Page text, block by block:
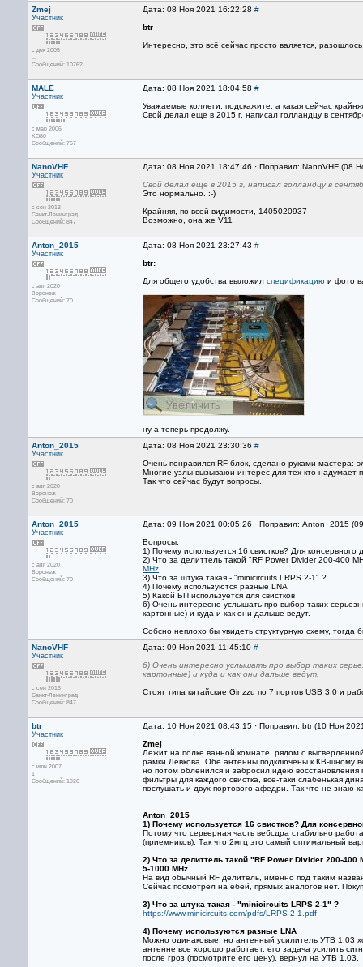
Zmej
Участник
с дек 2005
...
Сообщений: 10762
Дата: 08 Ноя 2021 16:22:28 #
btr
Интересно, это всё сейчас просто валяется,
MALE
Участник
с мар 2006
KO80
Сообщений: 757
Дата: 08 Ноя 2021 18:04:58 #
Уважаемые коллеги, подскажите, а какая сейчас
Свой делал еще в 2015 г, написал голландцу в
NanoVHF
Участник
с сен 2013
Санкт-Ленинград
Сообщений: 847
Дата: 08 Ноя 2021 18:47:46 · Поправил: NanoVHF (08
Свой делал еще в 2015 г, написал голландцу в
Это нормально. :-)
Крайняя, по всей видимости, 1405020937
Возможно, она же V11
Anton_2015
Участник
с авг 2020
Воронеж
Сообщений: 70
Дата: 08 Ноя 2021 23:27:43 #
btr:
Для общего удобства выложил спецификацию и фото
ну а теперь продолжу.
Anton_2015
Участник
с авг 2020
Воронеж
Сообщений: 70
Дата: 08 Ноя 2021 23:30:36 #
Очень понравился RF-блок, сделано руками мастера:
Многие узлы вызываюи интерес для тех кто надумает
Так что сейчас будут вопросы..
Anton_2015
Участник
с авг 2020
Воронеж
Сообщений: 70
Дата: 09 Ноя 2021 00:05:26 · Поправил: Anton_2015
Вопросы:
1) Почему используется 16 свистков? Для
2) Что за делиттель такой "RF Power Divider 200-400
MHz
3) Что за штука такая - "minicircuits LRPS 2-1" ?
4) Почему используются разные LNA
5) Какой БП используется для свистков
6) Очень интересно услышать про выбор таких
картонные) и куда и как они дальше ведут.
Собсно неплохо бы увидеть структурную схему, тогда
NanoVHF
Участник
с сен 2013
Санкт-Ленинград
Сообщений: 847
Дата: 09 Ноя 2021 11:45:10 #
6) Очень интересно услышать про выбор таких
картонные) и куда и как они дальше ведут.
Стоят типа китайские Ginzzu по 7 портов USB 3.0 и
btr
Участник
с июн 2007
1
Сообщений: 1926
Дата: 10 Ноя 2021 08:43:15 · Поправил: btr (10 Ноя
Zmej
Лежит на полке ванной комнате, рядом с
рамки Левкова. Обе антенны подключены к КВ-шному
но потом обленился и забросил идею
фильтры для каждого свистка, все-таки слабенькая
послушать и двух-портового афедри. Так что не знаю
Anton_2015
1) Почему используется 16 свистков? Для
Потому что серверная часть вебсдра стабильно
(приемников). Так что 2мгц это самый оптимальный
2) Что за делиттель такой "RF Power Divider 200-
5-1000 MHz
На вид обычный RF делитель, именно под таким
Сейчас посмотрел на ебей, прямых аналогов нет.
3) Что за штука такая - "minicircuits LRPS 2-1" ?
https://www.minicircuits.com/pdfs/LRPS-2-1.pdf
4) Почему используются разные LNA
Можно одинаковые, но антенный усилитель УТВ 1.03
антенне все хорошо работает, его задача усилить
после гроз (посмотрите его цену), вернул на УТВ 1.03.